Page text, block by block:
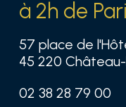
à 2h de
57 place de
45 220
02 38 28 79 00